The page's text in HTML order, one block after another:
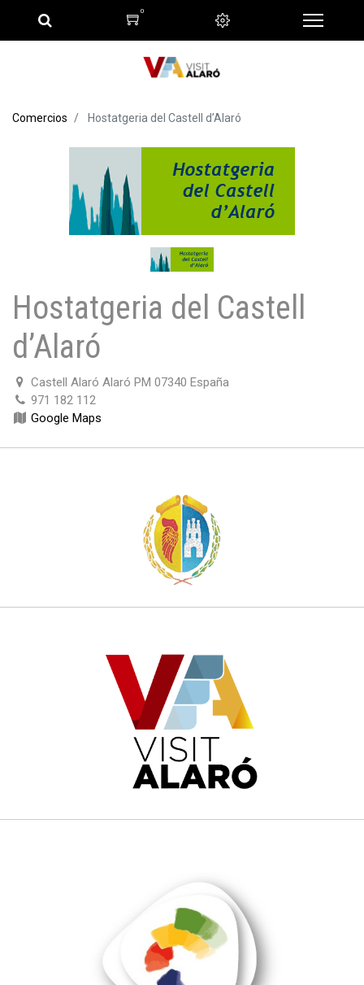
0
Comercios Hostatgeria del Castell d’Alaró
Hostatgeria del Castell
d’Alaró
Castell Alaró Alaró PM 07340 España
971 182 112
Google Maps